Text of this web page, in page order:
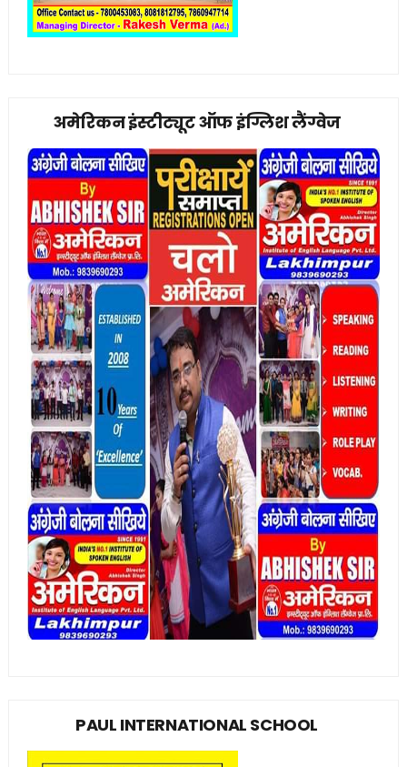
अमेरिकन इंस्टीट्यूट ऑफ इंग्लिश लैंग्वेज
PAUL INTERNATIONAL SCHOOL